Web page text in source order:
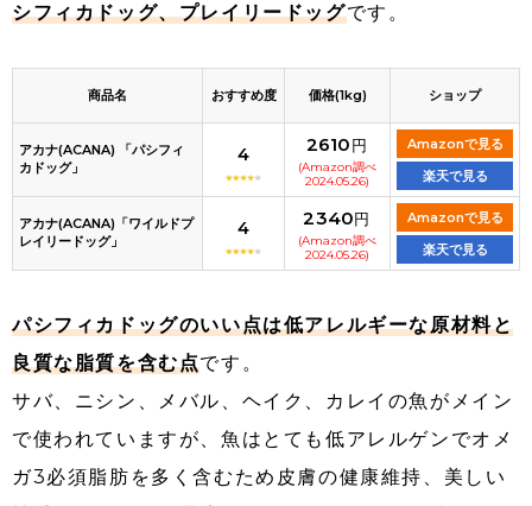
シフィカドッグ、プレイリードッグです。
商品名 おすすめ度 価格(1kg) ショップ
アカナ(ACANA) 「パシフィ
カドッグ」
4 2610円
(Amazon調べ
2024.05.26)
Amazonで見る
楽天で見る
アカナ(ACANA)「ワイルドプ
レイリードッグ」
4 2340円
(Amazon調べ
2024.05.26)
Amazonで見る
楽天で見る
パシフィカドッグのいい点は低アレルギーな原材料と
良質な脂質を含む点です。
サバ、ニシン、メバル、ヘイク、カレイの魚がメイン
で使われていますが、魚はとても低アレルゲンでオメ
ガ3必須脂肪を多く含むため皮膚の健康維持、美しい